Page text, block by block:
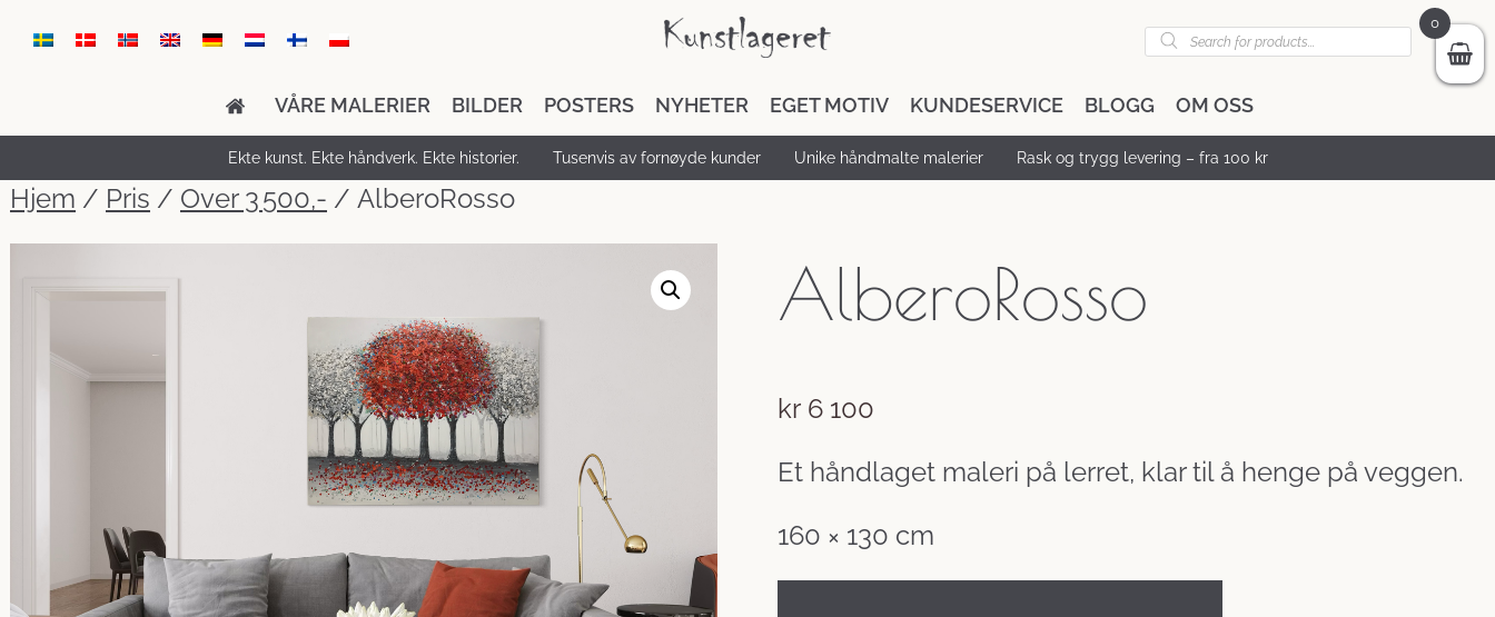
Products
search
VÅRE MALERIER BILDER POSTERS NYHETER EGET MOTIV KUNDESERVICE BLOGG OM OSS
Ekte kunst. Ekte håndverk. Ekte historier. Tusenvis av fornøyde kunder Unike håndmalte malerier Rask og trygg levering – fra 100 kr
Hjem / Pris / Over 3 500,- / AlberoRosso
AlberoRosso
kr6 100
Et håndlaget maleri på lerret, klar til å henge på veggen.
160 × 130 cm
0